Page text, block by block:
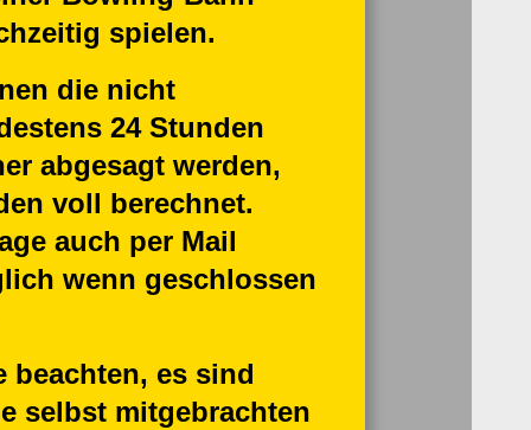
spielen.
die nicht
24 Stunden
abgesagt werden,
voll berechnet.
auch per Mail
wenn geschlossen
beachten, es sind
selbst mitgebrachten